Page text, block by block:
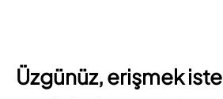
Üzgünüz, erişmek